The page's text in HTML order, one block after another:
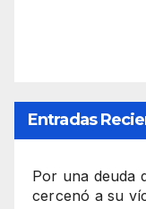
Entradas
Por una deuda
cercenó a su